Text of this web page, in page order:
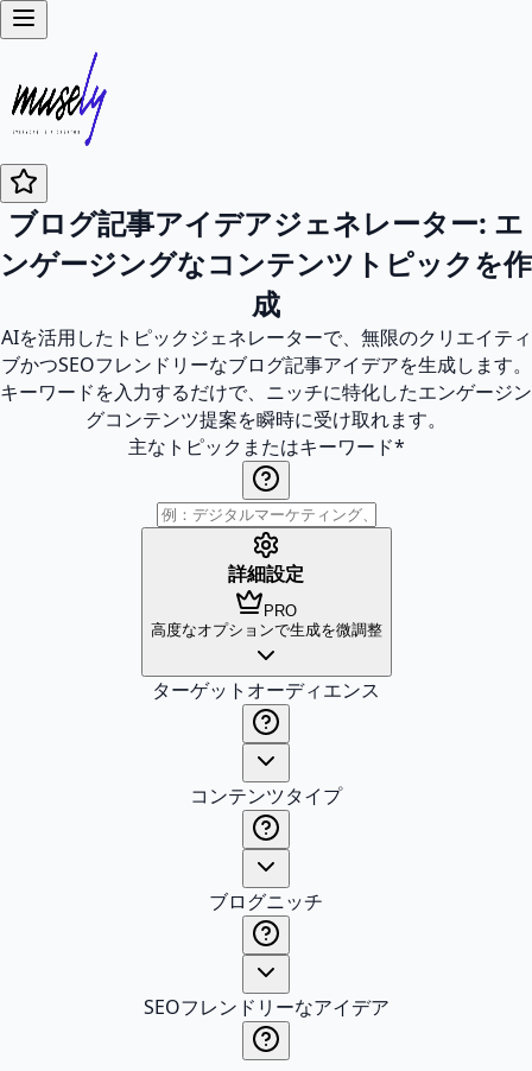
ブログ記事アイデアジェネレーター: エ
ンゲージングなコンテンツトピックを作
成
AIを活用したトピックジェネレーターで、無限のクリエイティ
ブかつSEOフレンドリーなブログ記事アイデアを生成します。
キーワードを入力するだけで、ニッチに特化したエンゲージン
グコンテンツ提案を瞬時に受け取れます。
主なトピックまたはキーワード*
詳細設定
PRO
高度なオプションで生成を微調整
ターゲットオーディエンス
コンテンツタイプ
ブログニッチ
SEOフレンドリーなアイデア